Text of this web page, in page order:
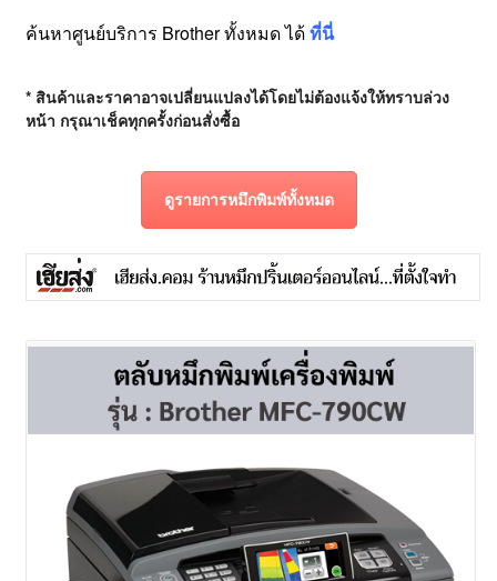
ค้นหาศูนย์บริการ Brother ทั้งหมด ได้ที่นี่
* สินค้าและราคาอาจเปลี่ยนแปลงได้โดยไม่ต้องแจ้งให้ทราบล่วง
หน้า กรุณาเช็คทุกครั้งก่อนสั่งซื้อ
ดูรายการหมึกพิมพ์ทั้งหมด